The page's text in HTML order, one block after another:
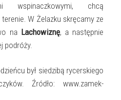
wspinaczkowymi, chcą
W Żelazku skręcamy ze
na Lachowiznę, a następnie
podróży.